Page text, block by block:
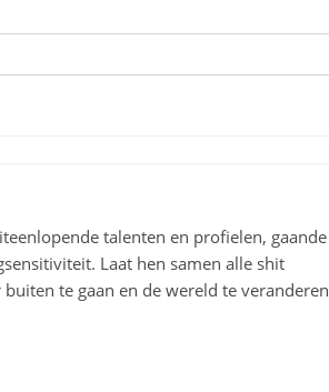
talenten en profielen, gaande
Laat hen samen alle shit
te gaan en de wereld te veranderen